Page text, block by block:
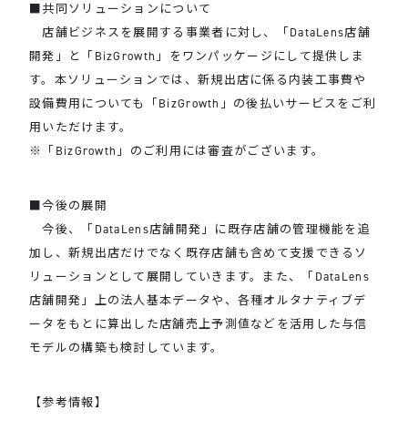
■共同ソリューションについて
店舗ビジネスを展開する事業者に対し、「DataLens店舗
開発」と「BizGrowth」をワンパッケージにして提供しま
す。本ソリューションでは、新規出店に係る内装工事費や
設備費用についても「BizGrowth」の後払いサービスをご利
用いただけます。
※「BizGrowth」のご利用には審査がございます。
■今後の展開
今後、「DataLens店舗開発」に既存店舗の管理機能を追
加し、新規出店だけでなく既存店舗も含めて支援できるソ
リューションとして展開していきます。また、「DataLens
店舗開発」上の法人基本データや、各種オルタナティブデ
ータをもとに算出した店舗売上予測値などを活用した与信
モデルの構築も検討しています。
【参考情報】